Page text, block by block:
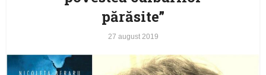
părăsite”
27 august 2019